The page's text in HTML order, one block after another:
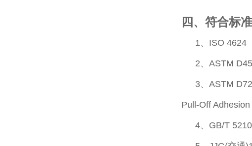
四、符合标准
1、ISO 4624
2、ASTM
3、ASTM
Pull-Off Adhesion
4、GB/T